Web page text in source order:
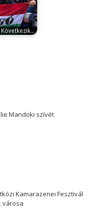
Mandoki szívét
Kamarazenei Fesztivál
városa